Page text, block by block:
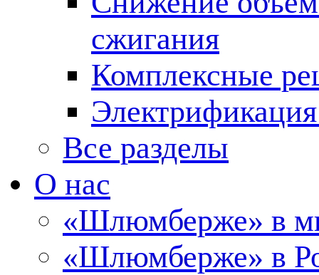
сжигания
Комплексные
Все разделы
О нас
«Шлюмберже» в
«Шлюмберже» в